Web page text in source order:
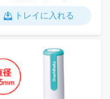
トレイに入れる